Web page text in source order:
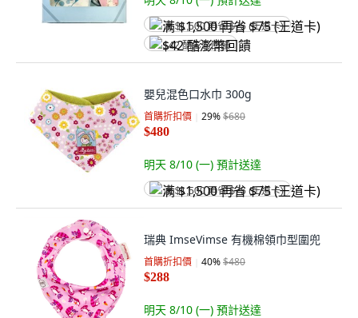
满 $1,500 再省 $75 (王道卡)
$42 酷澎幣回饋
嬰兒混色口水巾 300g
首購折扣價 29%$680
$480
明天 8/10 (一) 預計送達
满 $1,500 再省 $75 (王道卡)
瑞典 ImseVimse 有機棉領巾型圍兜
首購折扣價 40%$480
$288
明天 8/10 (一) 預計送達